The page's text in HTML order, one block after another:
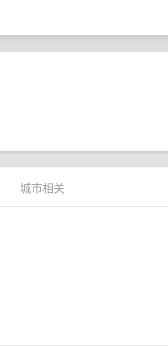
城市相关